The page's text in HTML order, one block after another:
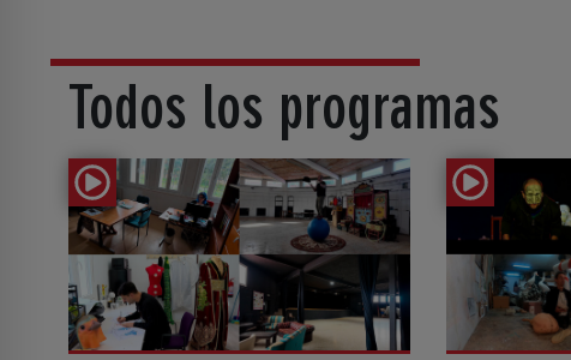
Todos los programas